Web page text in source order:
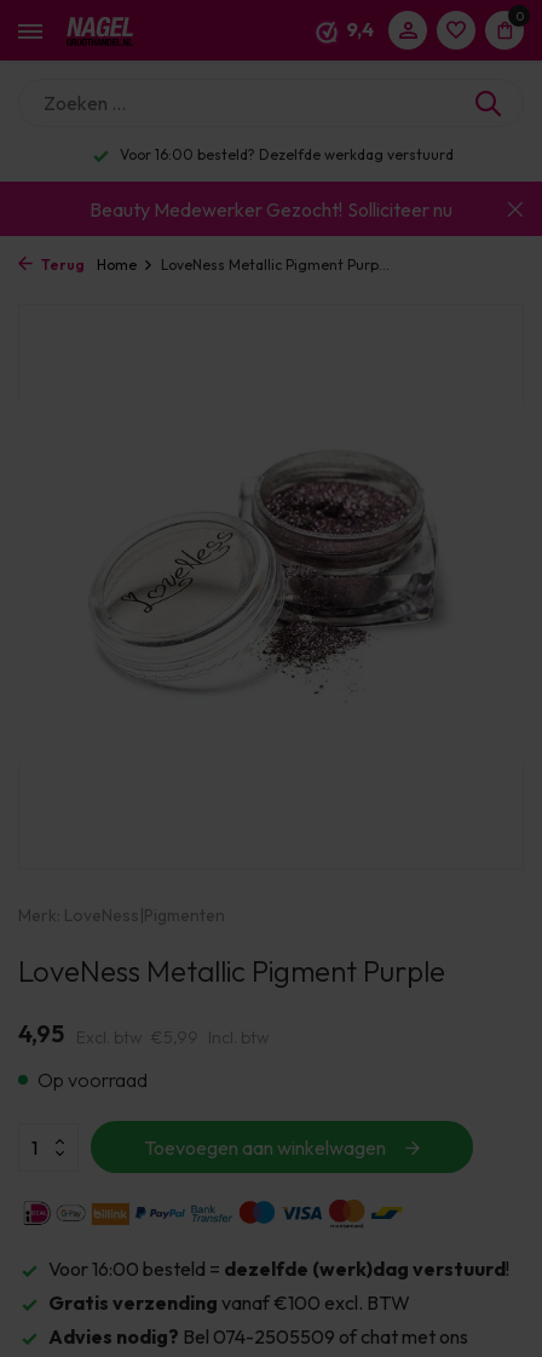
9,4
0
Voor 16:00 besteld? Dezelfde werkdag verstuurd
Beauty Medewerker Gezocht! Solliciteer nu
Terug Home LoveNess Metallic Pigment Purp...
Merk: LoveNess|Pigmenten
LoveNess Metallic Pigment Purple
4,95 Excl. btw €5,99 Incl. btw
Op voorraad
Toevoegen aan winkelwagen
Voor 16:00 besteld = dezelfde (werk)dag verstuurd!
Gratis verzending vanaf €100 excl. BTW
Advies nodig? Bel 074-2505509 of chat met ons